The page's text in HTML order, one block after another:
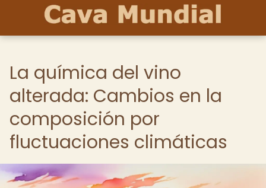
La química del vino
alterada: Cambios en la
composición por
fluctuaciones climáticas